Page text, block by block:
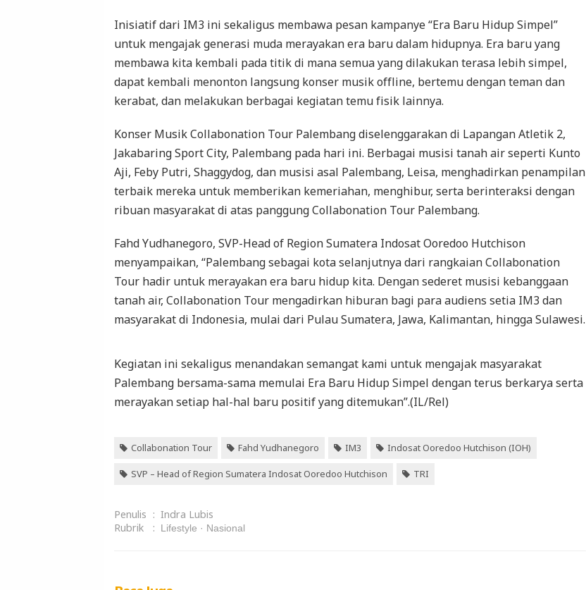
Inisiatif dari IM3 ini sekaligus membawa pesan kampanye “Era Baru Hidup Simpel”
untuk mengajak generasi muda merayakan era baru dalam hidupnya. Era baru yang
membawa kita kembali pada titik di mana semua yang dilakukan terasa lebih simpel,
dapat kembali menonton langsung konser musik offline, bertemu dengan teman dan
kerabat, dan melakukan berbagai kegiatan temu fisik lainnya.
Konser Musik Collabonation Tour Palembang diselenggarakan di Lapangan Atletik 2,
Jakabaring Sport City, Palembang pada hari ini. Berbagai musisi tanah air seperti Kunto
Aji, Feby Putri, Shaggydog, dan musisi asal Palembang, Leisa, menghadirkan penampilan
terbaik mereka untuk memberikan kemeriahan, menghibur, serta berinteraksi dengan
ribuan masyarakat di atas panggung Collabonation Tour Palembang.
Fahd Yudhanegoro, SVP-Head of Region Sumatera Indosat Ooredoo Hutchison
menyampaikan, “Palembang sebagai kota selanjutnya dari rangkaian Collabonation
Tour hadir untuk merayakan era baru hidup kita. Dengan sederet musisi kebanggaan
tanah air, Collabonation Tour mengadirkan hiburan bagi para audiens setia IM3 dan
masyarakat di Indonesia, mulai dari Pulau Sumatera, Jawa, Kalimantan, hingga Sulawesi.
Kegiatan ini sekaligus menandakan semangat kami untuk mengajak masyarakat
Palembang bersama-sama memulai Era Baru Hidup Simpel dengan terus berkarya serta
merayakan setiap hal-hal baru positif yang ditemukan”.(IL/Rel)
Collabonation Tour Fahd Yudhanegoro IM3 Indosat Ooredoo Hutchison (IOH)
SVP – Head of Region Sumatera Indosat Ooredoo Hutchison TRI
Penulis : Indra Lubis
Rubrik
: Lifestyle Nasional